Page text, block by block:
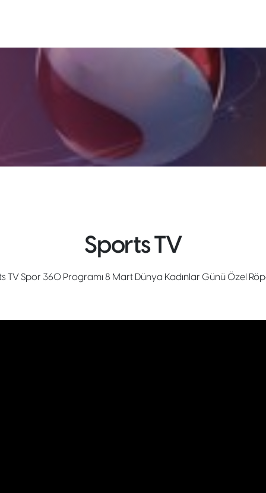
Sports TV
TV Spor 360 Programı 8 Mart Dünya Kadınlar Günü Özel